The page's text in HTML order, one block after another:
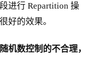
进行 Repartition 操
好的效果。
机数控制的不合理，